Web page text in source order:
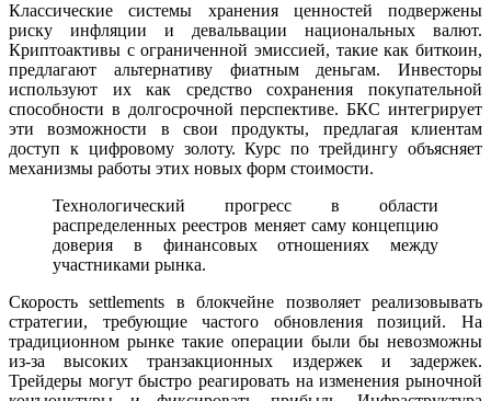
Классические системы хранения ценностей подвержены
риску инфляции и девальвации национальных валют.
Криптоактивы с ограниченной эмиссией, такие как биткоин,
предлагают альтернативу фиатным деньгам. Инвесторы
используют их как средство сохранения покупательной
способности в долгосрочной перспективе. БКС интегрирует
эти возможности в свои продукты, предлагая клиентам
доступ к цифровому золоту. Курс по трейдингу объясняет
механизмы работы этих новых форм стоимости.
Технологический прогресс в области
распределенных реестров меняет саму концепцию
доверия в финансовых отношениях между
участниками рынка.
Скорость settlements в блокчейне позволяет реализовывать
стратегии, требующие частого обновления позиций. На
традиционном рынке такие операции были бы невозможны
из-за высоких транзакционных издержек и задержек.
Трейдеры могут быстро реагировать на изменения рыночной